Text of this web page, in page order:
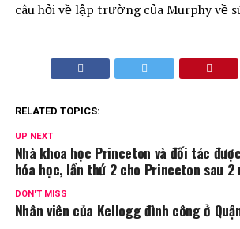
câu hỏi về lập trường của Murphy về
RELATED TOPICS:
UP NEXT
Nhà khoa học Princeton và đối tác
hóa học, lần thứ 2 cho Princeton sau 2
DON'T MISS
Nhân viên của Kellogg đình công ở